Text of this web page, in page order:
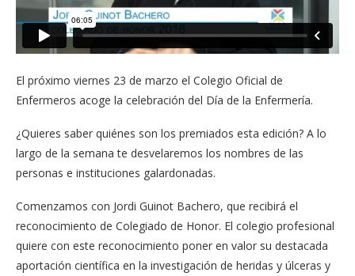
El próximo viernes 23 de marzo el Colegio Oficial de
Enfermeros acoge la celebración del Día de la Enfermería.
¿Quieres saber quiénes son los premiados esta edición? A lo
largo de la semana te desvelaremos los nombres de las
personas e instituciones galardonadas.
Comenzamos con Jordi Guinot Bachero, que recibirá el
reconocimiento de Colegiado de Honor. El colegio profesional
quiere con este reconocimiento poner en valor su destacada
aportación científica en la investigación de heridas y úlceras y